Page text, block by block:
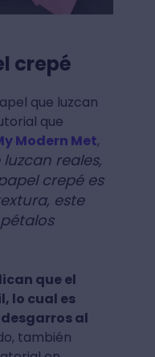
crepé
que luzcan
que
Modern Met,
reales,
crepé es
este
que el
lo cual es
al
también